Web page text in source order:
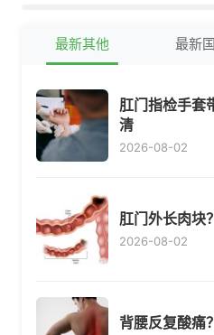
最新其他 最新
肛门指检手套
清
2026-08-02
肛门外长肉块
2026-08-02
背腰反复酸痛